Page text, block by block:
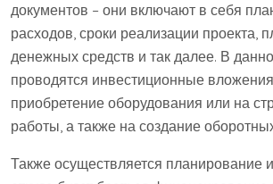
документов – они включают в себя
расходов, сроки реализации проекта,
денежных средств и так далее. В
проводятся инвестиционные
приобретение оборудования или на
работы, а также на создание
Также осуществляется планирование